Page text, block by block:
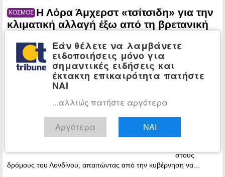
ΚΟΣΜΟΣ Η Λόρα Άμχερστ «τσίτσιδη» για την
κλιματική αλλαγή έξω από τη βρετανική
16:44 -
στους
δρόμους του Λονδίνου, απαιτώντας από την κυβέρνηση να…
Εάν θέλετε να λαμβάνετε
ειδοποιήσεις μόνο για
σημαντικές ειδήσεις και
έκτακτη επικαιρότητα πατήστε
ΝΑΙ
...αλλιώς πατήστε αργότερα
Αργότερα ΝΑΙ